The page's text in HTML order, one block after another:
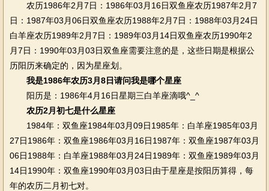
农历1986年2月7日：1986年03月16日双鱼座农历1987年2月7
日：1987年03月06日双鱼座农历1988年2月7日：1988年03月24日
白羊座农历1989年2月7日：1989年03月14日双鱼座农历1990年2
月7日：1990年03月03日双鱼座需要注意的是，这些日期是根据公
历阳历来确定的，因为星座划。
我是1986年农历3月8日请问我是哪个星座
阳历是：1986年4月16日星期三白羊座滴哦^_^
农历2月初七是什么星座
1984年：双鱼座1984年03月09日1985年：白羊座1985年03月
27日1986年：双鱼座1986年03月16日1987年：双鱼座1987年03月
06日1988年：白羊座1988年03月24日1989年：双鱼座1989年03月
14日1990年：双鱼座1990年03月03日由于星座是按阳历算得，每
年的农历二月初七对。